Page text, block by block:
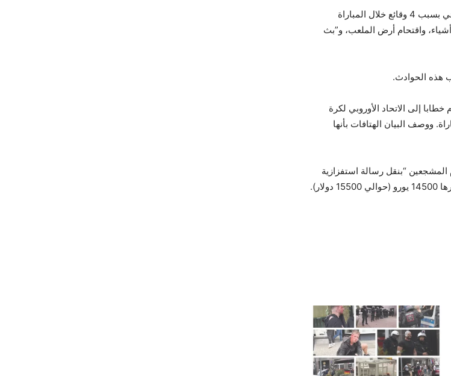
ثم أعلن الاتحاد الأوروبي لكرة القدم أنه فرض غرامة مالية على الاتحاد الألباني بسبب 4 وقائع خلال المباراة
أشياء، واقتحام أرض الملعب، و”بث
إلى الاتحاد الأوروبي لكرة
ووصف البيان الهتافات بأنها
“بنقل رسالة استفزازية